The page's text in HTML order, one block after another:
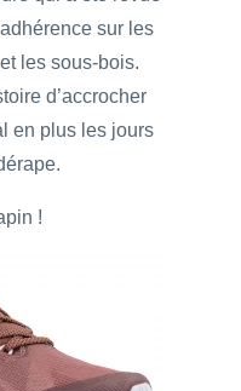
sur les
les sous-bois.
d’accrocher
en plus les jours
!